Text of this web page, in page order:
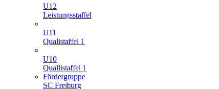
U12
Leistungsstaffel
U11
Qualistaffel 1
U10
Quallistaffel 1
Fördergruppe
SC Freiburg